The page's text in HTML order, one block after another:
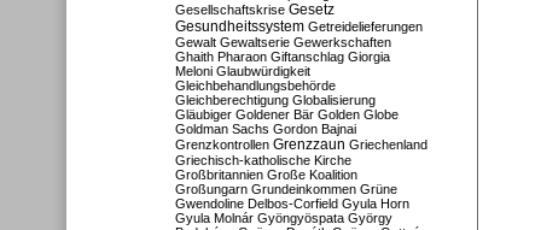
Gesellschaftskrise Gesetz
Gesundheitssystem Getreidelieferungen
Gewalt Gewaltserie Gewerkschaften
Ghaith Pharaon Giftanschlag Giorgia
Meloni Glaubwürdigkeit
Gleichbehandlungsbehörde
Gleichberechtigung Globalisierung
Gläubiger Goldener Bär Golden Globe
Goldman Sachs Gordon Bajnai
Grenzkontrollen Grenzzaun Griechenland
Griechisch-katholische Kirche
Großbritannien Große Koalition
Großungarn Grundeinkommen Grüne
Gwendoline Delbos-Corfield Gyula Horn
Gyula Molnár Gyöngyöspata György